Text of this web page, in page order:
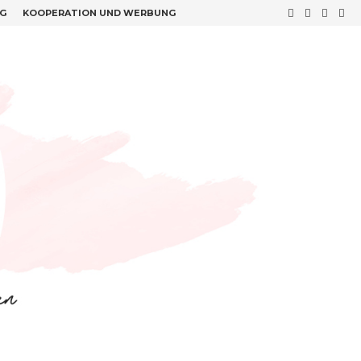
KOOPERATION UND WERBUNG